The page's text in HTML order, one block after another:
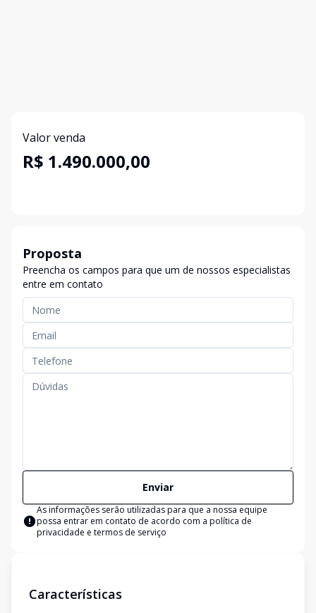
Valor venda
R$ 1.490.000,00
Proposta
Preencha os campos para que um de nossos especialistas
entre em contato
Enviar
As informações serão utilizadas para que a nossa equipe
possa entrar em contato de acordo com a política de
privacidade e termos de serviço
Características